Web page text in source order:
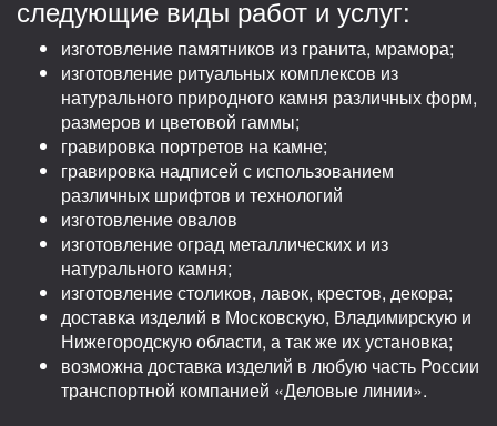
следующие виды работ и услуг:
изготовление памятников из гранита, мрамора;
изготовление ритуальных комплексов из
натурального природного камня различных форм,
размеров и цветовой гаммы;
гравировка портретов на камне;
гравировка надписей с использованием
различных шрифтов и технологий
изготовление овалов
изготовление оград металлических и из
натурального камня;
изготовление столиков, лавок, крестов, декора;
доставка изделий в Московскую, Владимирскую и
Нижегородскую области, а так же их установка;
возможна доставка изделий в любую часть России
транспортной компанией «Деловые линии».